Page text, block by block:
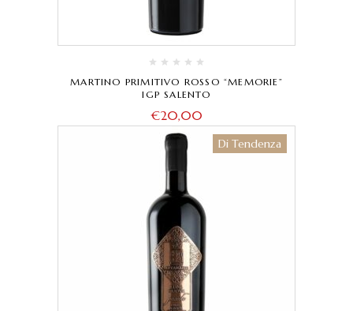
MARTINO PRIMITIVO ROSSO “MEMORIE”
IGP SALENTO
€20,00
Di Tendenza